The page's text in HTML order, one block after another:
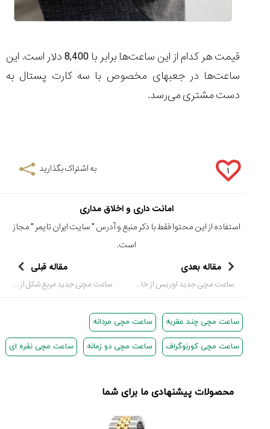
قیمت هر کدام از این ساعت‌ها برابر با 8,400 دلار است. این
ساعت‌ها در جعبه‎ای مخصوص با سه کارت پستال به
دست مشتری می‌رسد.
۱ به اشتراک بگذارید
امانت داری و اخلاق مداری
استفاده از این محتوا فقط با ذکر منبع و آدرس "سایت ایران تایمر " مجاز
است.
مقاله بعدی
ساعت مچی جدید اوریس از خانواده Divers Sixty-Five
مقاله قبلی
ساعت مچی جدید مربع شکل از برند بل اند رز
ساعت مچی چند عقربه ساعت مچی مردانه
ساعت مچی کورنوگراف ساعت مچی دو زمانه ساعت مچی نقره ای
محصولات پیشنهادی ما برای شما